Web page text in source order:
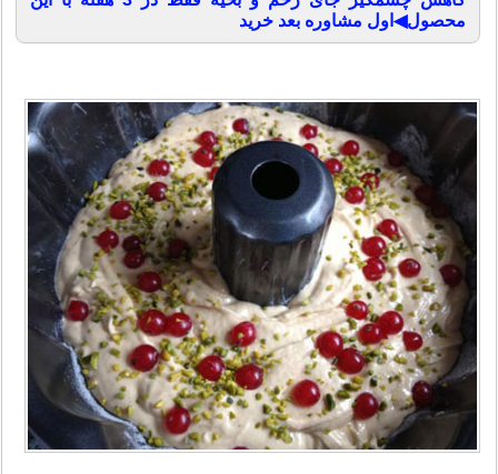
محصول◀اول مشاوره بعد خرید